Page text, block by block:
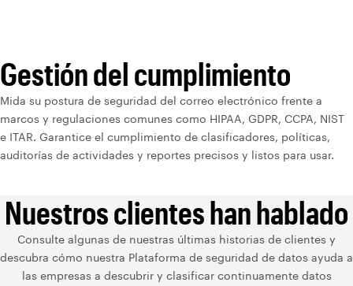
Gestión del cumplimiento
Mida su postura de seguridad del correo electrónico frente a
marcos y regulaciones comunes como HIPAA, GDPR, CCPA, NIST
e ITAR. Garantice el cumplimiento de clasificadores, políticas,
auditorías de actividades y reportes precisos y listos para usar.
Nuestros clientes han hablado
Consulte algunas de nuestras últimas historias de clientes y
descubra cómo nuestra Plataforma de seguridad de datos ayuda a
las empresas a descubrir y clasificar continuamente datos